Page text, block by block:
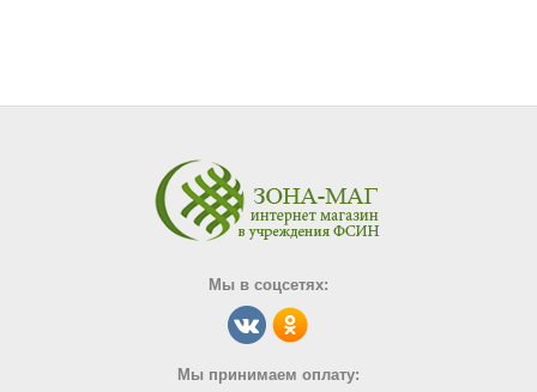
Мы в соцсетях:
Мы принимаем оплату: